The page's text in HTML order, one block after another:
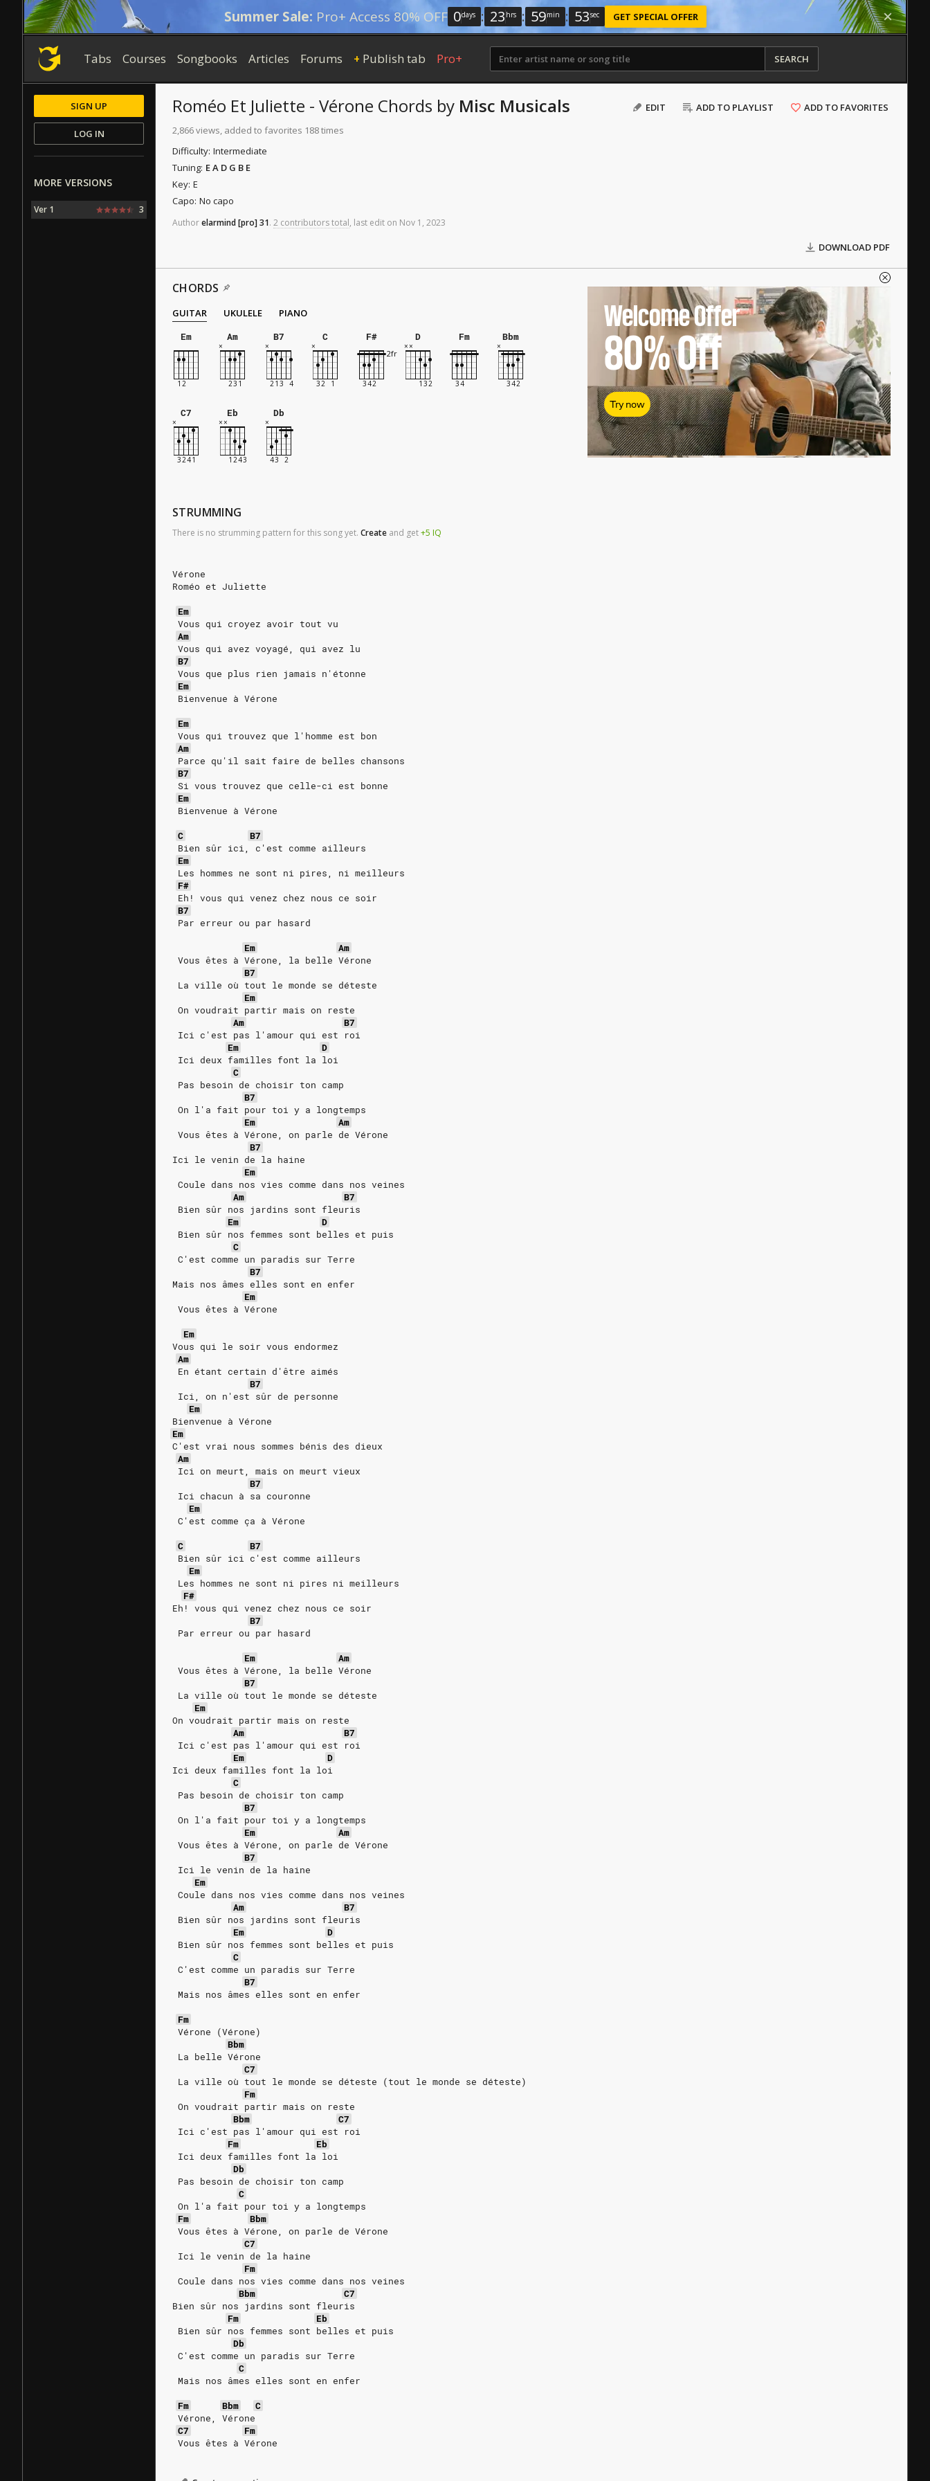
Summer Sale: Pro+ Access 80% OFF 0days : 23 hrs : 59min : 52sec GET SPECIAL OFFER
Tabs Courses Songbooks Articles Forums + Publish tab Pro+ SEARCH
EDIT ADD TO PLAYLIST ADD TO FAVORITES
Roméo Et Juliette - Vérone Chords by Misc Musicals
2,866 views, added to favorites 188 times
Difficulty: Intermediate
Tuning: E A D G B E
Key: E
Capo: No capo
Authorelarmind[pro]31. 2 contributors total, last edit on Nov 1, 2023
DOWNLOAD PDF
CHORDS
GUITAR UKULELE
PIANO
Em
Am B7 C F# D Fm Bbm
C7 Eb Db
STRUMMING
There is no strumming pattern for this song yet. Create and get+5 IQ
Vérone
Roméo et Juliette
Em
Vous qui croyez avoir tout vu
Am
Vous qui avez voyagé, qui avez lu
B7
Vous que plus rien jamais n'étonne
Em
Bienvenue à Vérone
Em
Vous qui trouvez que l'homme est bon
Am
Parce qu'il sait faire de belles chansons
B7
Si vous trouvez que celle-ci est bonne
Em
Bienvenue à Vérone
C
B7
Bien sûr ici, c'est comme ailleurs
Em
Les hommes ne sont ni pires, ni meilleurs
F#
Eh! vous qui venez chez nous ce soir
B7
Par erreur ou par hasard
Em
Am
Vous êtes à Vérone, la belle Vérone
B7
La ville où tout le monde se déteste
Em
On voudrait partir mais on reste
Am
B7
Ici c'est pas l'amour qui est roi
Em
D
Ici deux familles font la loi
C
Pas besoin de choisir ton camp
B7
On l'a fait pour toi y a longtemps
Em
Am
Vous êtes à Vérone, on parle de Vérone
B7
Ici le venin de la haine
Em
Coule dans nos vies comme dans nos veines
Am
B7
Bien sûr nos jardins sont fleuris
Em
D
Bien sûr nos femmes sont belles et puis
C
C'est comme un paradis sur Terre
B7
Mais nos âmes elles sont en enfer
Em
Vous êtes à Vérone
Em
Vous qui le soir vous endormez
Am
En étant certain d'être aimés
B7
Ici, on n'est sûr de personne
Em
Bienvenue à Vérone
Em
C'est vrai nous sommes bénis des dieux
Am
Ici on meurt, mais on meurt vieux
B7
Ici chacun à sa couronne
Em
C'est comme ça à Vérone
C
B7
Bien sûr ici c'est comme ailleurs
Em
Les hommes ne sont ni pires ni meilleurs
F#
Eh! vous qui venez chez nous ce soir
B7
Par erreur ou par hasard
Em
Am
Vous êtes à Vérone, la belle Vérone
B7
La ville où tout le monde se déteste
Em
On voudrait partir mais on reste
Am
B7
Ici c'est pas l'amour qui est roi
Em
D
Ici deux familles font la loi
C
Pas besoin de choisir ton camp
B7
On l'a fait pour toi y a longtemps
Em
Am
Vous êtes à Vérone, on parle de Vérone
B7
Ici le venin de la haine
Em
Coule dans nos vies comme dans nos veines
Am
B7
Bien sûr nos jardins sont fleuris
Em
D
Bien sûr nos femmes sont belles et puis
C
C'est comme un paradis sur Terre
B7
Mais nos âmes elles sont en enfer
Fm
Vérone (Vérone)
Bbm
La belle Vérone
C7
La ville où tout le monde se déteste (tout le monde se déteste)
Fm
On voudrait partir mais on reste
Bbm
C7
Ici c'est pas l'amour qui est roi
Fm
Eb
Ici deux familles font la loi
Db
Pas besoin de choisir ton camp
C
On l'a fait pour toi y a longtemps
Fm
Bbm
Vous êtes à Vérone, on parle de Vérone
C7
Ici le venin de la haine
Fm
Coule dans nos vies comme dans nos veines
Bbm
C7
Bien sûr nos jardins sont fleuris
Fm
Eb
Bien sûr nos femmes sont belles et puis
Db
C'est comme un paradis sur Terre
C
Mais nos âmes elles sont en enfer
Fm
Bbm
C
Vérone, Vérone
C7
Fm
Vous êtes à Vérone
Welcome Offer
80%Off
Try now
SIGN UP
LOG IN
MORE VERSIONS
Ver 1 3